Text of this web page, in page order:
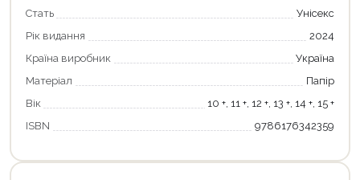
Стать
Унісекс
Рік видання
2024
Країна виробник
Україна
Матеріал
Папір
Вік
10 +, 11 +, 12 +, 13 +, 14 +, 15 +
ISBN
9786176342359